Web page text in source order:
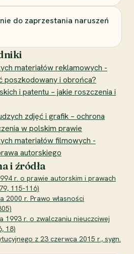
do zaprzestania naruszeń
materiałów reklamowych -
poszkodowany i obrońca?
i patentu – jakie roszczenia i
zdjęć i grafik – ochrona
w polskim prawie
materiałów filmowych -
autorskiego
i źródła
r. o prawie autorskim i prawach
115-116)
2000 r. Prawo własności
1993 r. o zwalczaniu nieuczciwej
18)
z 23 czerwca 2015 r., sygn.